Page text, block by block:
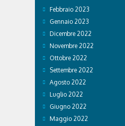
Febbraio 2023
Gennaio 2023
Dicembre 2022
Novembre 2022
Ottobre 2022
Settembre 2022
Agosto 2022
Luglio 2022
Giugno 2022
Maggio 2022